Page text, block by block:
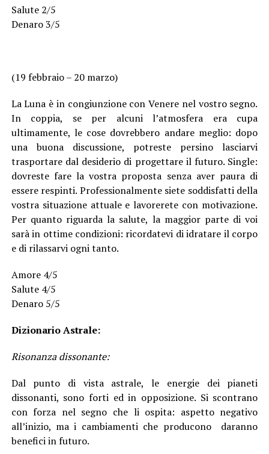
Salute 2/5
Denaro 3/5
(19 febbraio – 20 marzo)
La Luna è in congiunzione con Venere nel vostro segno.
In coppia, se per alcuni l’atmosfera era cupa
ultimamente, le cose dovrebbero andare meglio: dopo
una buona discussione, potreste persino lasciarvi
trasportare dal desiderio di progettare il futuro. Single:
dovreste fare la vostra proposta senza aver paura di
essere respinti. Professionalmente siete soddisfatti della
vostra situazione attuale e lavorerete con motivazione.
Per quanto riguarda la salute, la maggior parte di voi
sarà in ottime condizioni: ricordatevi di idratare il corpo
e di rilassarvi ogni tanto.
Amore 4/5
Salute 4/5
Denaro 5/5
Dizionario Astrale:
Risonanza dissonante:
Dal punto di vista astrale, le energie dei pianeti
dissonanti, sono forti ed in opposizione. Si scontrano
con forza nel segno che li ospita: aspetto negativo
all’inizio, ma i cambiamenti che producono daranno
benefici in futuro.